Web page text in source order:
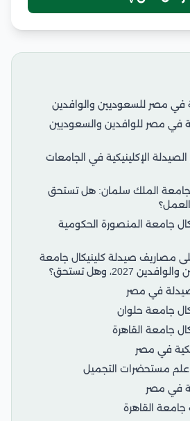
مصر للسعوديين والوافدين
في مصر للوافدين والسعوديين
الصيدلة الإكلينيكية في الجامعات
الملك سلمان: هل تستحق
جامعة المنصورة الحكومية
مصاريف صيدلة كلينيكال جامعة
وهل تستحق؟
في مصر
جامعة حلوان
جامعة القاهرة
في مصر
مستحضرات التجميل
في مصر
جامعة القاهرة